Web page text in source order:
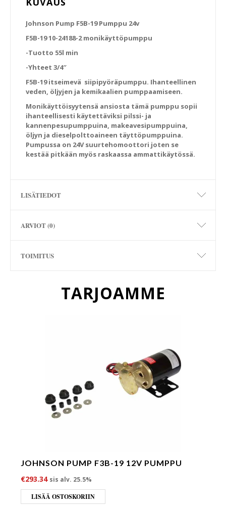
Johnson Pump F5B-19 Pumppu 24v
F5B-19 10-24188-2 monikäyttöpumppu
-Tuotto 55l min
-Yhteet 3/4″
F5B-19 itseimevä siipipyöräpumppu. Ihanteellinen
veden, öljyjen ja kemikaalien pumppaamiseen.
Monikäyttöisyytensä ansiosta tämä pumppu sopii
ihanteellisesti käytettäviksi pilssi- ja
kannenpesupumppuina, makeavesipumppuina,
öljyn ja dieselpolttoaineen täyttöpumppuina.
Pumpussa on 24V suurtehomoottori joten se
kestää pitkään myös raskaassa ammattikäytössä.
LISÄTIEDOT
ARVIOT (0)
TOIMITUS
TARJOAMME
JOHNSON PUMP F3B-19 12V PUMPPU
€293.34 sis alv. 25.5%
LISÄÄ OSTOSKORIIN